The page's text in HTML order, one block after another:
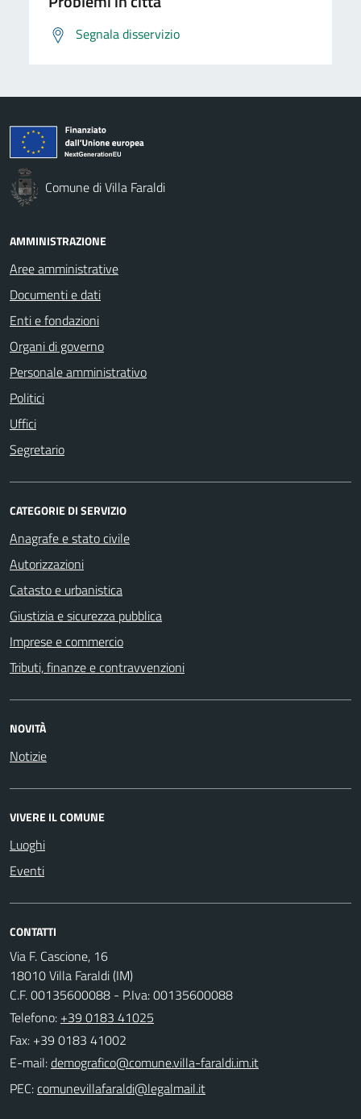
Segnala disservizio
Comune di Villa Faraldi
AMMINISTRAZIONE
Aree amministrative
Documenti e dati
Enti e fondazioni
Organi di governo
Personale amministrativo
Politici
Uffici
Segretario
CATEGORIE DI SERVIZIO
Anagrafe e stato civile
Autorizzazioni
Catasto e urbanistica
Giustizia e sicurezza pubblica
Imprese e commercio
Tributi, finanze e contravvenzioni
NOVITÀ
Notizie
VIVERE IL COMUNE
Luoghi
Eventi
CONTATTI
Via F. Cascione, 16
18010 Villa Faraldi (IM)
C.F. 00135600088 - P.Iva: 00135600088
Telefono: +39 0183 41025
Fax: +39 0183 41002
E-mail:
PEC: